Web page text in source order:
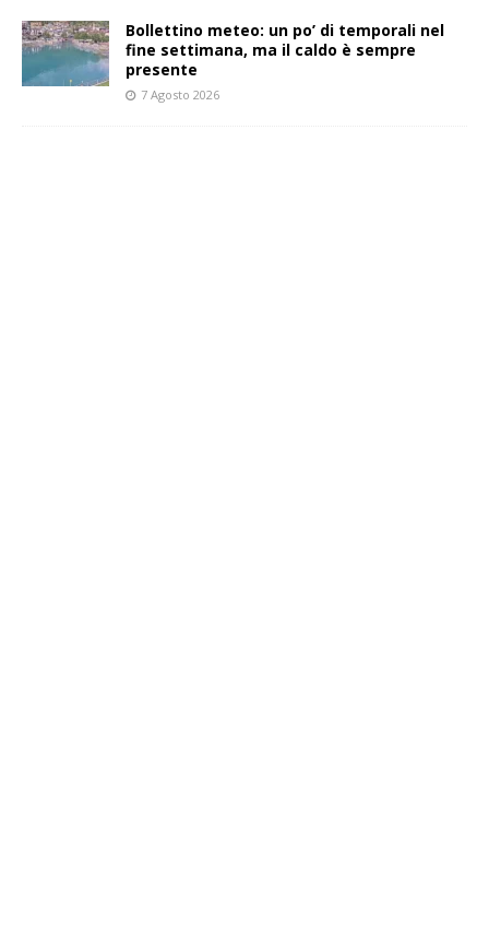
Bollettino meteo: un po’ di temporali nel
fine settimana, ma il caldo è sempre
presente
7 Agosto 2026